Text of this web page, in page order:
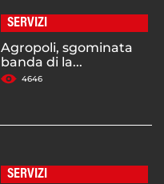
SERVIZI
Agropoli, sgominata
banda di la...
4646
SERVIZI